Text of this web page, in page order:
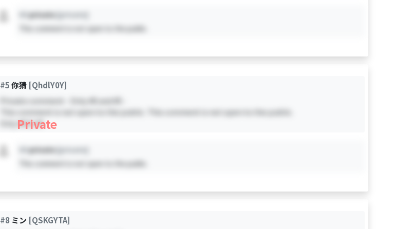
#Xprivate[private]
This comment is not open to the public.
#5你猜 [QhdlY0Y]
Private comment - Only #0 and #5 -
This comment is not open to the public. This comment is not open to the public.
Only #0 & #5
Private
#Xprivate[private]
This comment is not open to the public.
#8ミン [QSKGYTA]